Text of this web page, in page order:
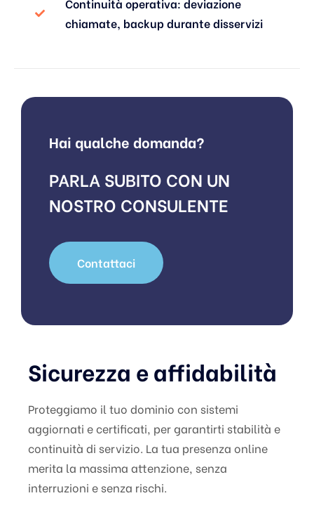
Continuità operativa: deviazione
chiamate, backup durante disservizi
Hai qualche domanda?
PARLA SUBITO CON UN
NOSTRO CONSULENTE
Contattaci
Sicurezza e affidabilità
Proteggiamo il tuo dominio con sistemi
aggiornati e certificati, per garantirti stabilità e
continuità di servizio. La tua presenza online
merita la massima attenzione, senza
interruzioni e senza rischi.